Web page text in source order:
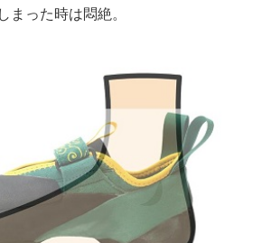
まった時は悶絶。